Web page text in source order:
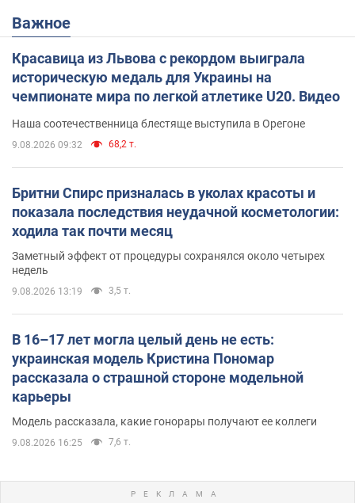
Важное
Красавица из Львова с рекордом выиграла
историческую медаль для Украины на
чемпионате мира по легкой атлетике U20. Видео
Наша соотечественница блестяще выступила в Орегоне
9.08.2026 09:32 68,2 т.
Бритни Спирс призналась в уколах красоты и
показала последствия неудачной косметологии:
ходила так почти месяц
Заметный эффект от процедуры сохранялся около четырех
недель
9.08.2026 13:19 3,5 т.
В 16–17 лет могла целый день не есть:
украинская модель Кристина Пономар
рассказала о страшной стороне модельной
карьеры
Модель рассказала, какие гонорары получают ее коллеги
9.08.2026 16:25 7,6 т.